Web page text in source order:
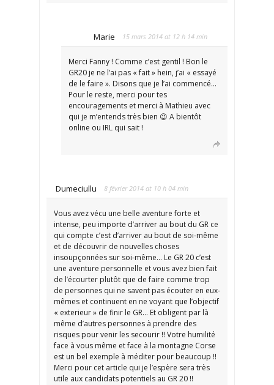
Marie 15 mars 2014 at 12 h 14 min
Merci Fanny ! Comme c’est gentil ! Bon le
GR20 je ne l’ai pas « fait » hein, j’ai « essayé
de le faire ». Disons que je l’ai commencé…
Pour le reste, merci pour tes
encouragements et merci à Mathieu avec
qui je m’entends très bien 😉 A bientôt
online ou IRL qui sait !
Dumeciullu 8 février 2014 at 10 h 04 min
Vous avez vécu une belle aventure forte et
intense, peu importe d’arriver au bout du GR ce
qui compte c’est d’arriver au bout de soi-même
et de découvrir de nouvelles choses
insoupçonnées sur soi-même… Le GR 20 c’est
une aventure personnelle et vous avez bien fait
de l’écourter plutôt que de faire comme trop
de personnes qui ne savent pas écouter en eux-
mêmes et continuent en ne voyant que l’objectif
« exterieur » de finir le GR… Et obligent par là
même d’autres personnes à prendre des
risques pour venir les secourir !! Votre humilité
face à vous même et face à la montagne Corse
est un bel exemple à méditer pour beaucoup !!
Merci pour cet article qui je l’espère sera très
utile aux candidats potentiels au GR 20 !!